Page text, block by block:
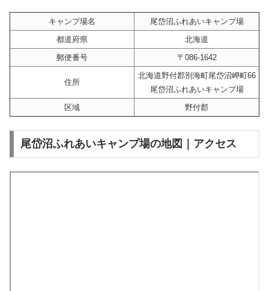
キャンプ場名
尾岱沼ふれあいキャンプ場
都道府県
北海道
郵便番号
〒086-1642
住所
北海道野付郡別海町尾岱沼岬町66
尾岱沼ふれあいキャンプ場
区域
野付郡
尾岱沼ふれあいキャンプ場の地図｜アクセス